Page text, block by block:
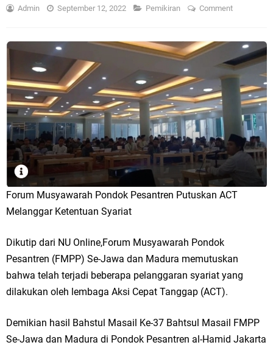
Admin September 12, 2022 Pemikiran Comment
Forum Musyawarah Pondok Pesantren Putuskan ACT
Melanggar Ketentuan Syariat
Dikutip dari NU Online,Forum Musyawarah Pondok
Pesantren (FMPP) Se-Jawa dan Madura memutuskan
bahwa telah terjadi beberapa pelanggaran syariat yang
dilakukan oleh lembaga Aksi Cepat Tanggap (ACT).
Demikian hasil Bahstul Masail Ke-37 Bahtsul Masail FMPP
Se-Jawa dan Madura di Pondok Pesantren al-Hamid Jakarta